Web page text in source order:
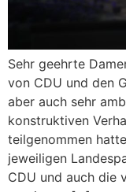
Sehr geehrte
von CDU und den
aber auch sehr
konstruktiven
teilgenommen
jeweiligen
CDU und auch die